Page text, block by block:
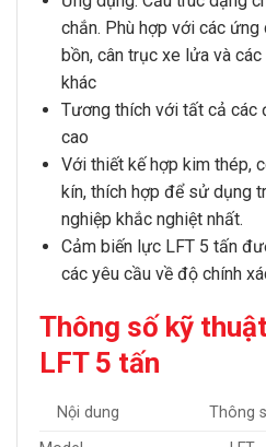
chắn. Phù hợp với các ứng
bồn, cân trục xe lửa và
khác
Tương thích với tất cả các
cao
Với thiết kế hợp kim thép,
kín, thích hợp để sử dụng
nghiệp khắc nghiệt nhất.
Cảm biến lực LFT 5 tấn
các yêu cầu về độ chính
Thông số kỹ
LFT 5 tấn
Nội dung
Thông